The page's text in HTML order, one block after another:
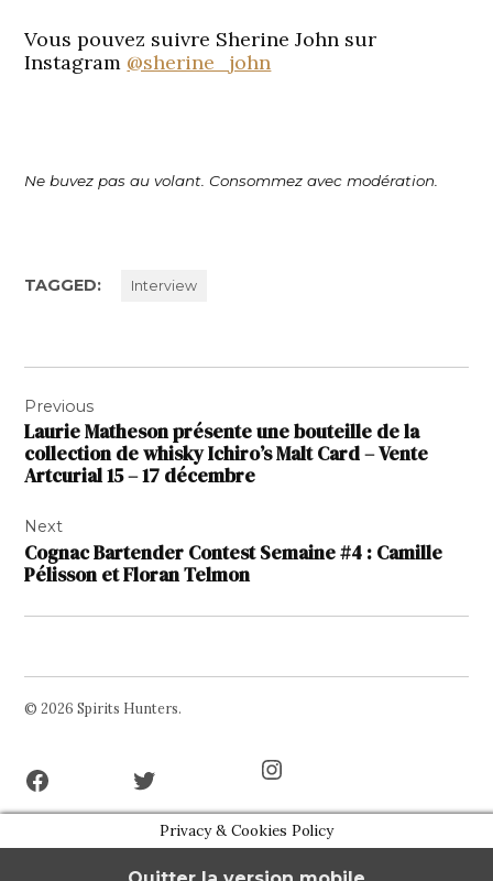
Vous pouvez suivre Sherine John sur
Instagram @sherine_john
Ne buvez pas au volant. Consommez avec modération.
TAGGED: Interview
de
l’article
Previous
Laurie Matheson présente une bouteille de la
collection de whisky Ichiro’s Malt Card – Vente
Artcurial 15 – 17 décembre
Next
Cognac Bartender Contest Semaine #4 : Camille
Pélisson et Floran Telmon
© 2026 Spirits Hunters.
Privacy & Cookies Policy